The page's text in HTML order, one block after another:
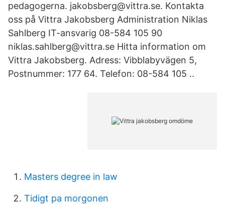
pedagogerna. jakobsberg@vittra.se. Kontakta
oss på Vittra Jakobsberg Administration Niklas
Sahlberg IT-ansvarig 08-584 105 90
niklas.sahlberg@vittra.se Hitta information om
Vittra Jakobsberg. Adress: Vibblabyvägen 5,
Postnummer: 177 64. Telefon: 08-584 105 ..
Masters degree in law
Tidigt pa morgonen